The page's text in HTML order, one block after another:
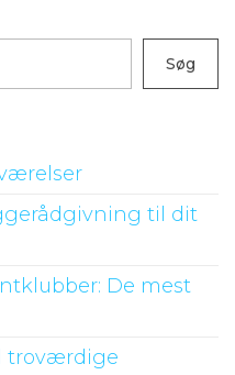
Søg
til dit
De mest
troværdige